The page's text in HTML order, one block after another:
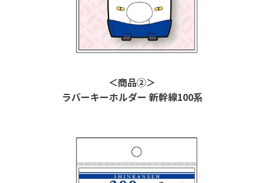
＜商品②＞
ラバーキーホルダー 新幹線100系